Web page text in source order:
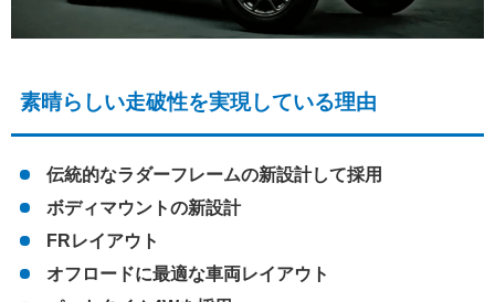
素晴らしい走破性を実現している理由
伝統的なラダーフレームの新設計して採用
ボディマウントの新設計
FRレイアウト
オフロードに最適な車両レイアウト